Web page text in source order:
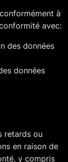
à
avec:
des données
données
retards ou
en raison de
y compris